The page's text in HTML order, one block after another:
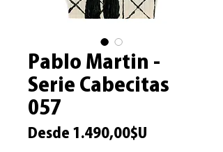
Pablo Martin -
Serie Cabecitas
057
Desde 1.490,00$U